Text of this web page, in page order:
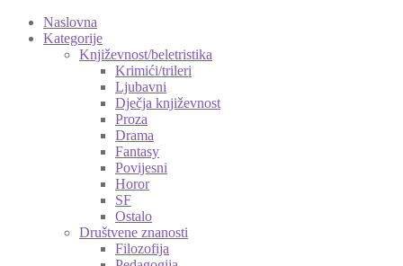
Naslovna
Kategorije
Književnost/beletristika
Krimići/trileri
Ljubavni
Dječja književnost
Proza
Drama
Fantasy
Povijesni
Horor
SF
Ostalo
Društvene znanosti
Filozofija